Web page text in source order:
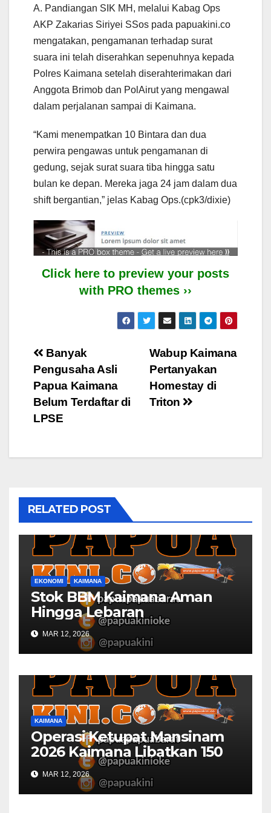
A. Pandiangan SIK MH, melalui Kabag Ops
AKP Zakarias Siriyei SSos pada papuakini.co
mengatakan, pengamanan terhadap surat
suara ini telah diserahkan sepenuhnya kepada
Polres Kaimana setelah diserahterimakan dari
Anggota Brimob dan PolAirut yang mengawal
dalam perjalanan sampai di Kaimana.
“Kami menempatkan 10 Bintara dan dua
perwira pengawas untuk pengamanan di
gedung, sejak surat suara tiba hingga satu
bulan ke depan. Mereka jaga 24 jam dalam dua
shift bergantian,” jelas Kabag Ops.(cpk3/dixie)
Click here to preview your posts
with PRO themes ››
Post
navigation
Wabup Kaimana
Pertanyakan
Homestay di
Triton
Banyak
Pengusaha Asli
Papua Kaimana
Belum Terdaftar di
LPSE
RELATED POST
EKONOMI KAIMANA
Stok BBM Kaimana Aman
Hingga Lebaran
MAR 12, 2026
KAIMANA
Operasi Ketupat Mansinam
2026 Kaimana Libatkan 150
Personil Gabungan
MAR 12, 2026